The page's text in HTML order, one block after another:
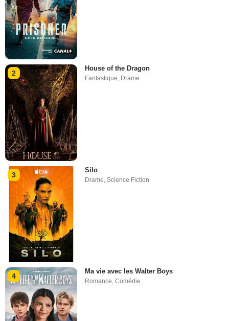
2
House of the Dragon
Fantastique, Drame
3
Silo
Drame ,Science Fiction
4
Ma vie avec les Walter Boys
Romance,Comédie